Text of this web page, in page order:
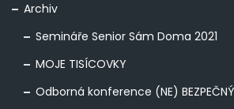
Archiv
Semináře Senior Sám Doma 2021
MOJE TISÍCOVKY
Odborná konference (NE)